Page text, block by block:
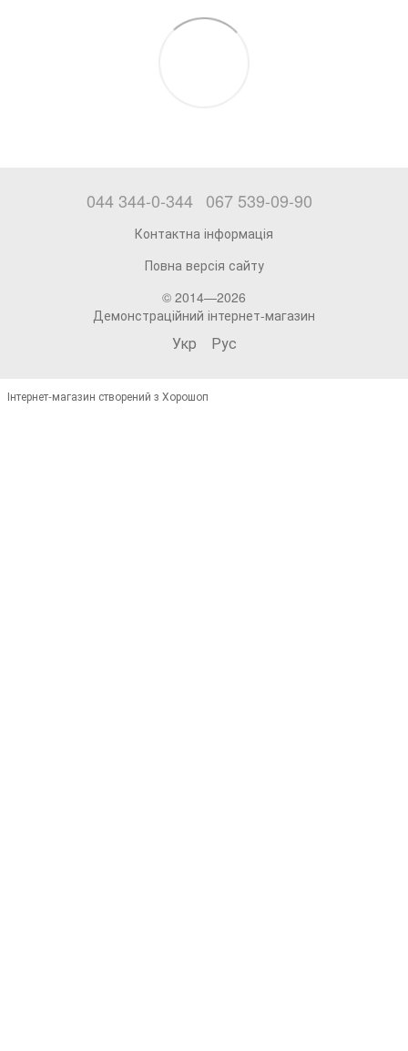
044 344-0-344 067 539-09-90
Контактна інформація
Повна версія сайту
© 2014—2026
Демонстраційний інтернет-магазин
Укр Рус
Інтернет-магазин створений з Хорошоп